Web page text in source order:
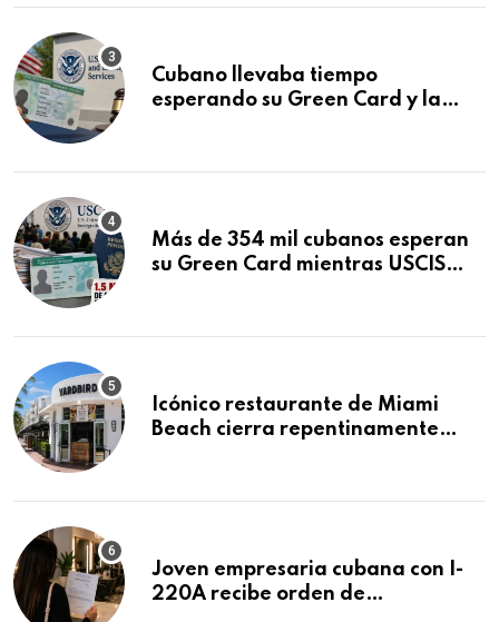
Cubano llevaba tiempo
esperando su Green Card y la
Más de 354 mil cubanos esperan
su Green Card mientras USCIS
Icónico restaurante de Miami
Beach cierra repentinamente
Joven empresaria cubana con I-
220A recibe orden de